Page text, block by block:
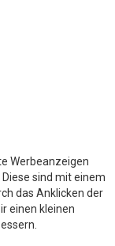
Werbeanzeigen
sind mit einem
das Anklicken der
einen kleinen